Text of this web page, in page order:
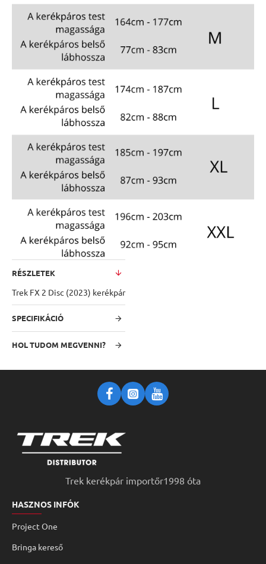
RÉSZLETEK
Trek FX 2 Disc (2023) kerékpár
SPECIFIKÁCIÓ
HOL TUDOM MEGVENNI?
Trek kerékpár importőr1998 óta
HASZNOS INFÓK
Project One
Bringa kereső